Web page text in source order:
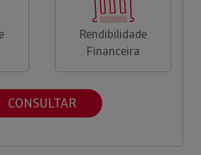
Rendibilidade
Financeira
CONSULTAR